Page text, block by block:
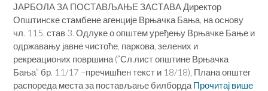
ЈАРБОЛА ЗА ПОСТАВЉАЊЕ ЗАСТАВА Директор
Општинске стамбене агенције Врњачка Бања, на основу
чл. 115. став 3. Одлуке о општем уређењу Врњачке Бање и
одржавању јавне чистоће, паркова, зелених и
рекреационих површина (”Сл.лист општине Врњачка
Бања” бр. 11/17 –пречишћен текст и 18/18), Плана општег
распореда места за постављање билборда Прочитај више